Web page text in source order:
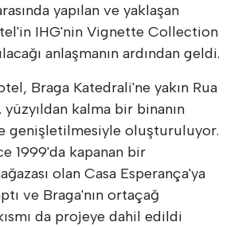
yapılan ve yaklaşan
IHG'nin Vignette Collection
anlaşmanın ardından geldi.
Braga Katedrali'ne yakın Rua
yüzyıldan kalma bir binanın
genişletilmesiyle oluşturuluyor.
1999'da kapanan bir
olan Casa Esperança'ya
ve Braga'nın ortaçağ
da projeye dahil edildi